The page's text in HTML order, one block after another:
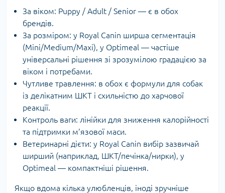
За віком: Puppy / Adult / Senior — є в обох
брендів.
За розміром: у Royal Canin ширша сегментація
(Mini/Medium/Maxi), у Optimeal — частіше
універсальні рішення зі зрозумілою градацією за
віком і потребами.
Чутливе травлення: в обох є формули для собак
із делікатним ШКТ і схильністю до харчової
реакції.
Контроль ваги: лінійки для зниження калорійності
та підтримки м’язової маси.
Ветеринарні дієти: у Royal Canin вибір зазвичай
ширший (наприклад, ШКТ/печінка/нирки), у
Optimeal — компактніші рішення.
Якщо вдома кілька улюбленців, іноді зручніше